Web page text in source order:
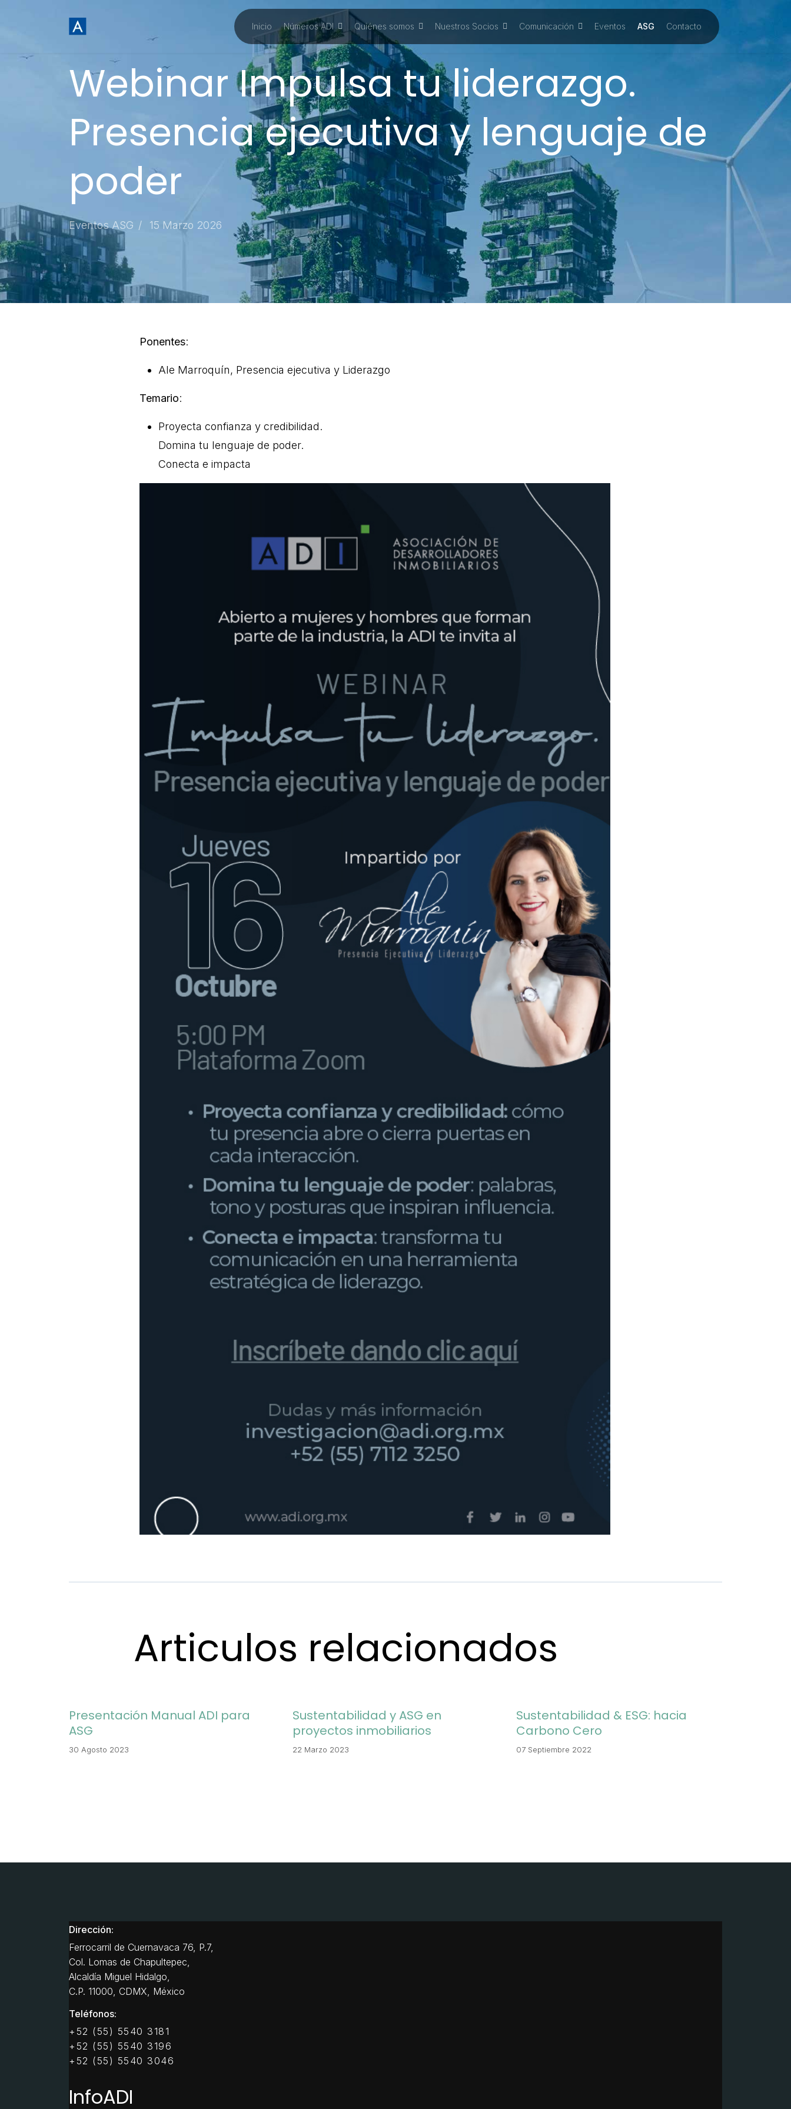
Inicio Números ADI Quiénes somos Nuestros Socios Comunicación Eventos ASG Contacto
Webinar Impulsa tu liderazgo.
Presencia ejecutiva y lenguaje de
poder
Eventos ASG 15 Marzo 2026
Ponentes:
Ale Marroquín, Presencia ejecutiva y Liderazgo
Temario:
Proyecta confianza y credibilidad.
Domina tu lenguaje de poder.
Conecta e impacta
Articulos relacionados
Presentación Manual ADI para
ASG
30 Agosto 2023
Sustentabilidad y ASG en
proyectos inmobiliarios
22 Marzo 2023
Sustentabilidad & ESG: hacia
Carbono Cero
07 Septiembre 2022
Dirección:
Ferrocarril de Cuernavaca 76, P.7,
Col. Lomas de Chapultepec,
Alcaldía Miguel Hidalgo,
C.P. 11000, CDMX, México
Teléfonos:
+52 (55) 5540 3181
+52 (55) 5540 3196
+52 (55) 5540 3046
InfoADI